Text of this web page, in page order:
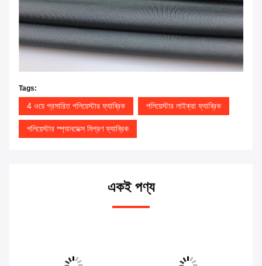
Tags:
4 ওয়ে প্রসারিত পলিয়েস্টার ফ্যাব্রিক পলিয়েস্টার লাইক্রা ফ্যাব্রিক
পলিয়েস্টার স্প্যানডেক্স মিশ্রণ ফ্যাব্রিক
একই পণ্য